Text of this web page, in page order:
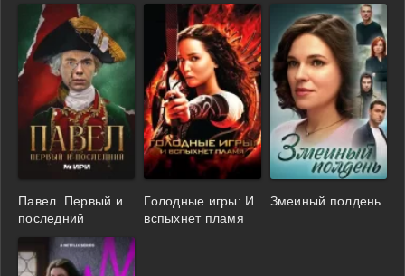
Павел. Первый и
последний
Голодные игры: И
вспыхнет пламя
Змеиный полдень